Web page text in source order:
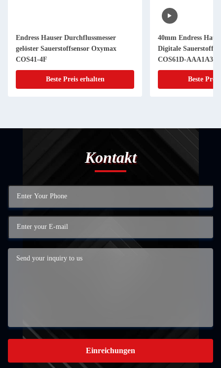
Endress Hauser Durchflussmesser
gelöster Sauerstoffsensor Oxymax
COS41-4F
Beste Preis erhalten
40mm Endress
Digitale
COS61D-AAA1A3
Beste
Kontakt
Einreichungen